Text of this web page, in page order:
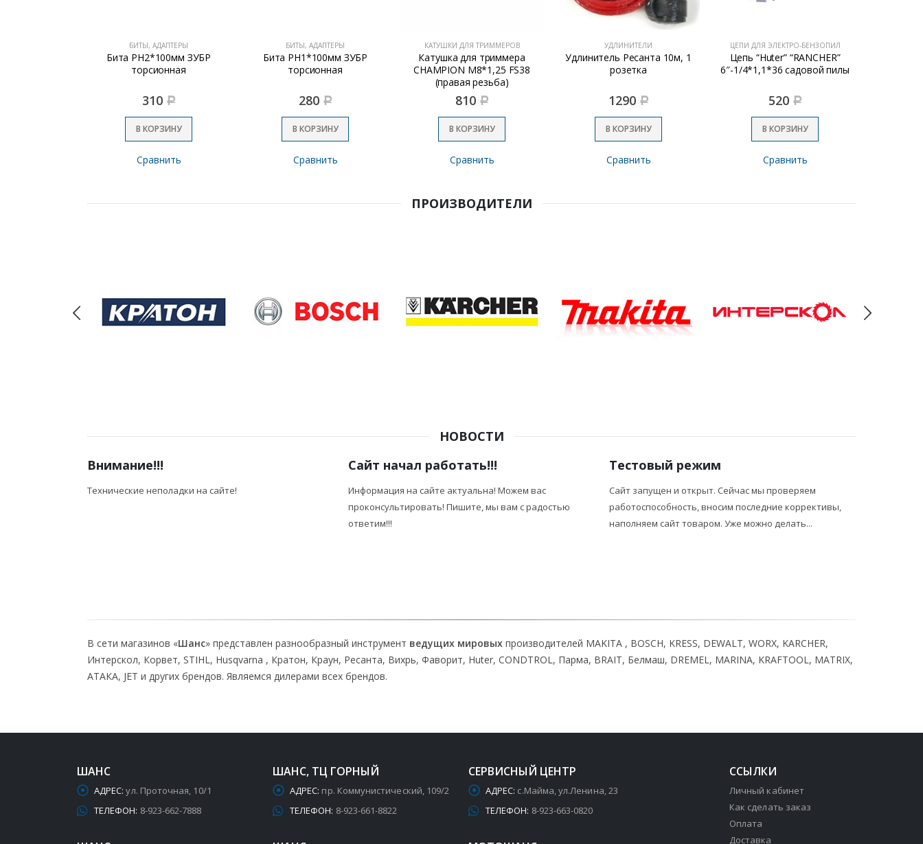
БИТЫ, АДАПТЕРЫ
Бита РН2*100мм ЗУБР
торсионная
310 Р
В КОРЗИНУ
Сравнить
БИТЫ, АДАПТЕРЫ
Бита РН1*100мм ЗУБР
торсионная
280 Р
В КОРЗИНУ
Сравнить
КАТУШКИ ДЛЯ ТРИММЕРОВ
Катушка для триммера
CHAMPION М8*1,25 FS38
(правая резьба)
810 Р
В КОРЗИНУ
Сравнить
УДЛИНИТЕЛИ
Удлинитель Ресанта 10м, 1
розетка
1290 Р
В КОРЗИНУ
Сравнить
ЦЕПИ ДЛЯ ЭЛЕКТРО-БЕНЗОПИЛ
Цепь “Huter” “RANCHER”
6″-1/4*1,1*36 садовой пилы
520 Р
В КОРЗИНУ
Сравнить
ПРОИЗВОДИТЕЛИ
НОВОСТИ
Внимание!!!
Технические неполадки на сайте!
Сайт начал работать!!!
Информация на сайте актуальна! Можем вас
проконсультировать! Пишите, мы вам с радостью
ответим!!!
Тестовый режим
Сайт запущен и открыт. Сейчас мы проверяем
работоспособность, вносим последние коррективы,
наполняем сайт товаром. Уже можно делать...
В сети магазинов «Шанс» представлен разнообразный инструмент ведущих мировых производителей MAKITA , BOSCH, KRESS, DEWALT, WORX, KARCHER,
Интерскол, Корвет, STIHL, Husqvarna , Кратон, Краун, Ресанта, Вихрь, Фаворит, Huter, CONDTROL, Парма, BRAIT, Белмаш, DREMEL, MARINA, KRAFTOOL, MATRIX,
АТАКА, JET и других брендов. Являемся дилерами всех брендов.
ШАНС
АДРЕС: ул. Проточная, 10/1
ТЕЛЕФОН: 8-923-662-7888
ШАНС, ТЦ ГОРНЫЙ
АДРЕС: пр. Коммунистический, 109/2
ТЕЛЕФОН: 8-923-661-8822
СЕРВИСНЫЙ ЦЕНТР
АДРЕС: с.Майма, ул.Ленина, 23
ТЕЛЕФОН: 8-923-663-0820
ССЫЛКИ
Личный кабинет
Как сделать заказ
Оплата
Доставка